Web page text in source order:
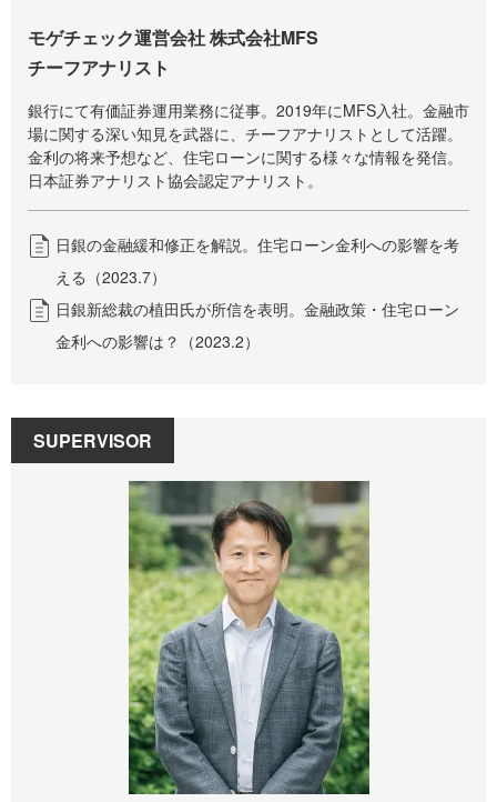
モゲチェック運営会社 株式会社MFS
チーフアナリスト
銀行にて有価証券運用業務に従事。2019年にMFS入社。金融市
場に関する深い知見を武器に、チーフアナリストとして活躍。
金利の将来予想など、住宅ローンに関する様々な情報を発信。
日本証券アナリスト協会認定アナリスト。
日銀の金融緩和修正を解説。住宅ローン金利への影響を考
える（2023.7）
日銀新総裁の植田氏が所信を表明。金融政策・住宅ローン
金利への影響は？（2023.2）
SUPERVISOR